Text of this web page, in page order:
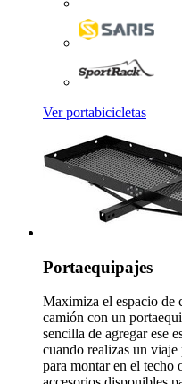
Ver portabicicletas
Portaequipajes
Maximiza el espacio de
camión con un
sencilla de agregar ese
cuando realizas un
para montar en el techo